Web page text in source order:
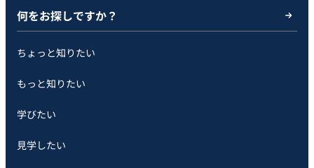
何をお探しですか？
ちょっと知りたい
もっと知りたい
学びたい
見学したい